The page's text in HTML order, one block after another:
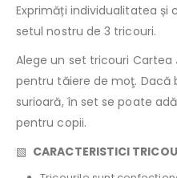
Exprimăți individualitatea și
setul nostru de 3 tricouri.
Alege un set tricouri Cartea
pentru tăiere de moţ. Dacă
surioară, în set se poate
pentru copii.
▧ CARACTERISTICI